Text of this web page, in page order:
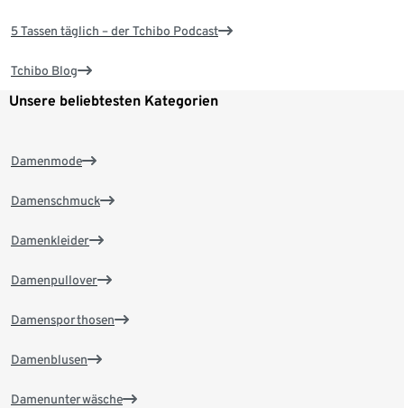
5 Tassen täglich – der Tchibo Podcast
Tchibo Blog
Unsere beliebtesten Kategorien
Damenmode
Damenschmuck
Damenkleider
Damenpullover
Damensporthosen
Damenblusen
Damenunterwäsche